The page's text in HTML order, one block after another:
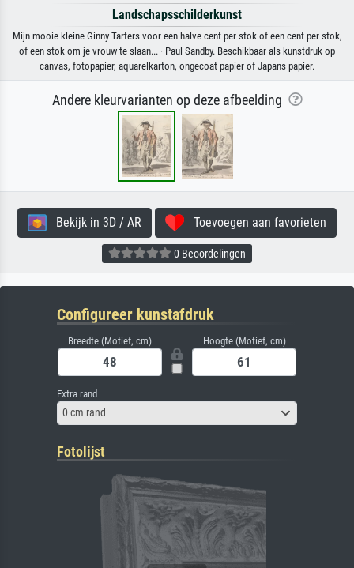
Landschapsschilderkunst
Mijn mooie kleine Ginny Tarters voor een halve cent per stok of een cent per stok,
of een stok om je vrouw te slaan... · Paul Sandby. Beschikbaar als kunstdruk op
canvas, fotopapier, aquarelkarton, ongecoat papier of Japans papier.
Andere kleurvarianten op deze afbeelding
Bekijk in 3D / AR Toevoegen aan favorieten
0 Beoordelingen
Configureer kunstafdruk
Breedte (Motief, cm) Hoogte (Motief, cm)
Extra rand
0 cm rand
Fotolijst